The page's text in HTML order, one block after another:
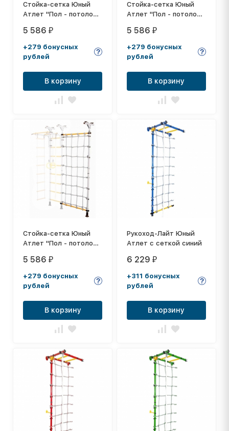
Стойка-сетка Юный
Атлет "Пол - потолок"
5 586₽
+279 бонусных
рублей
В корзину
Стойка-сетка Юный
Атлет "Пол - потолок"
5 586₽
+279 бонусных
рублей
В корзину
Стойка-сетка Юный
Атлет "Пол - потолок"
5 586₽
+279 бонусных
рублей
В корзину
Рукоход-Лайт Юный
Атлет с сеткой синий
6 229₽
+311 бонусных
рублей
В корзину